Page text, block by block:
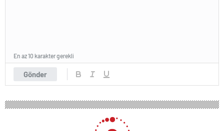
Gönder
En az 10 karakter gerekli